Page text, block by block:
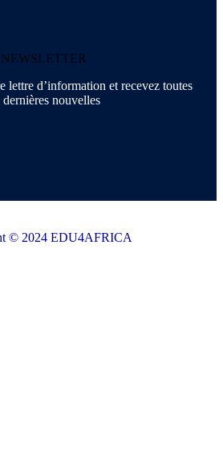
NEWSLETTER
lettre d’information et recevez toutes
dernières nouvelles
© 2024 EDU4AFRICA